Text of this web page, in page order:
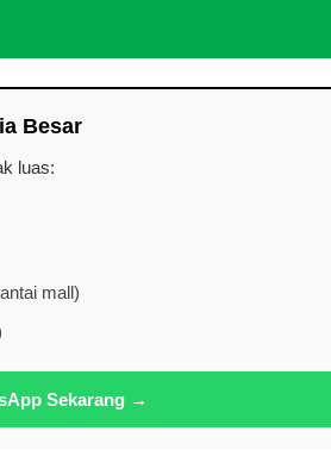
Besar
luas:
mall)
Sekarang →